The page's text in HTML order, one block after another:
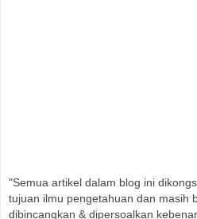
"Semua artikel dalam blog ini
tujuan ilmu pengetahuan dan masih
dibincangkan & dipersoalkan